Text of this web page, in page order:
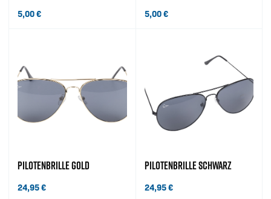
5,00€ 5,00€
PILOTENBRILLE GOLD
24,95€
PILOTENBRILLE SCHWARZ
24,95€